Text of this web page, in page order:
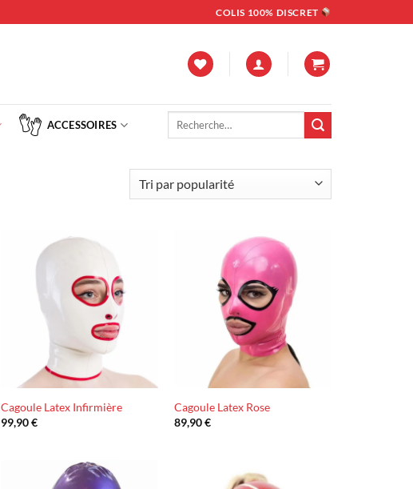
COLIS 100% DISCRET
ACCESSOIRES
Recherche
Ajouter
à la liste
d’envies
Cagoule Latex Infirmière
99,90€
Ajouter
à la liste
d’envies
Cagoule Latex Rose
89,90€